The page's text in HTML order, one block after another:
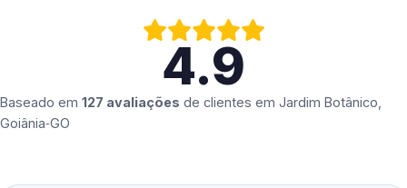
4.9
Baseado em 127 avaliações de clientes em Jardim Botânico,
Goiânia‑GO